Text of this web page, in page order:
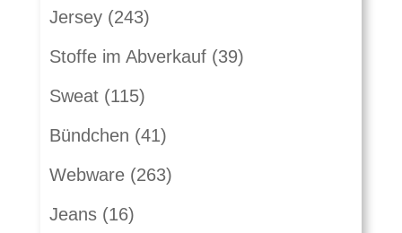
Jersey (243)
Stoffe im Abverkauf (39)
Sweat (115)
Bündchen (41)
Webware (263)
Jeans (16)